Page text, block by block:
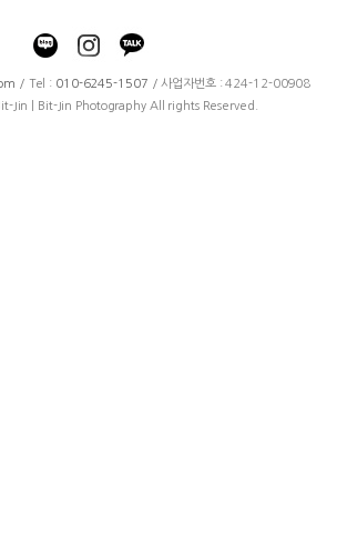
/ Tel : 010-6245-1507 / 사업자번호 : 424-12-00908
Jin | Bit-Jin Photography All rights Reserved.